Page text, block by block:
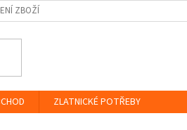
ZBOŽÍ
ZLATNICKÉ POTŘEBY